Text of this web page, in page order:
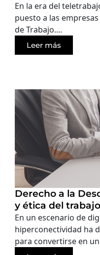
En la era del
puesto a las
de Trabajo....
Leer más
Derecho a la
y ética del trabajo
En un escenario de
hiperconectividad ha
para convertirse en